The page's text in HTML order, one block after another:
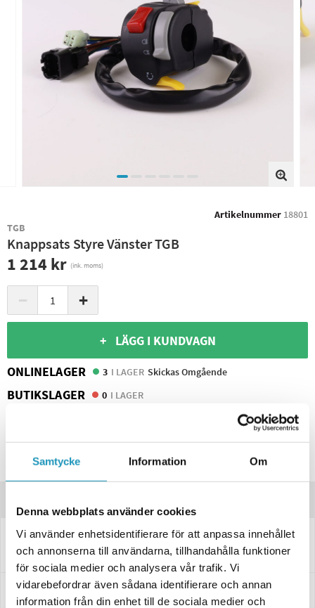
Samtycke Information Om
Denna webbplats använder cookies
Vi använder enhetsidentifierare för att anpassa innehållet
och annonserna till användarna, tillhandahålla funktioner
för sociala medier och analysera vår trafik. Vi
vidarebefordrar även sådana identifierare och annan
information från din enhet till de sociala medier och
Artikelnummer 18801
TGB
Knappsats Styre Vänster TGB
1 214 kr (ink. moms)
− +
+ LÄGG I KUNDVAGN
ONLINELAGER
3 I LAGER Skickas Omgående
BUTIKSLAGER 0 I LAGER
Spara produkt
Frågor om produkten?
Reglage för ljust, tuta, start och blinkers
Passar dessa modeller